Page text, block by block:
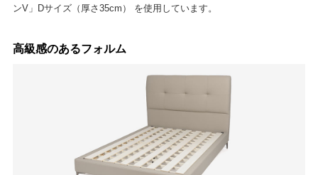
ンV」Dサイズ（厚さ35cm） を使用しています。
高級感のあるフォルム